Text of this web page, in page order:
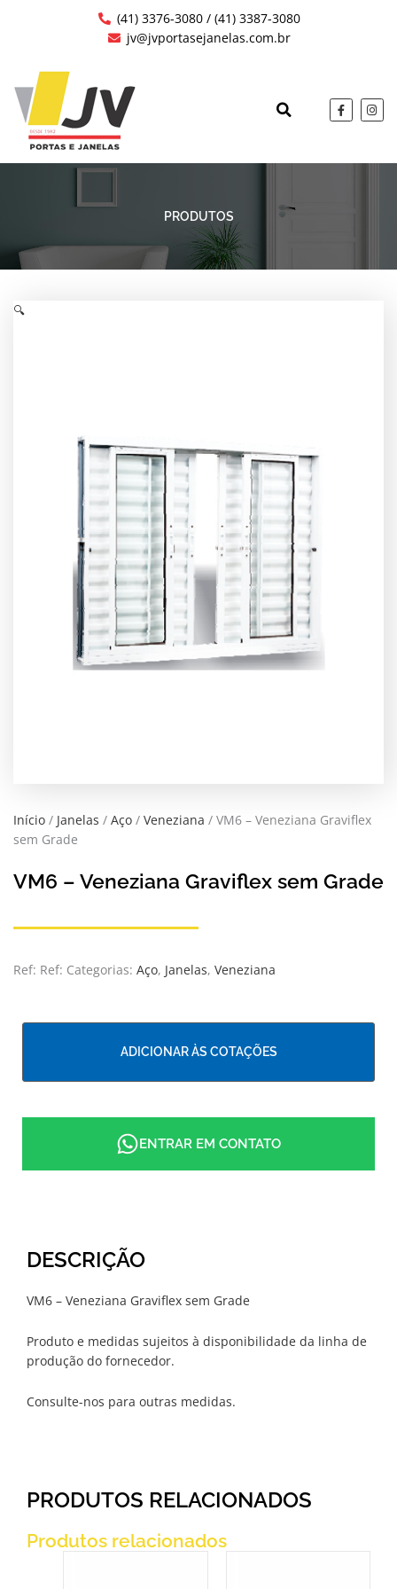
conteúdo
(41) 3376-3080 / (41) 3387-3080
jv@jvportasejanelas.com.br
F
a
c
o
I
n
s
g
PRODUTOS
🔍
Início / Janelas / Aço / Veneziana / VM6 – Veneziana Graviflex
sem Grade
VM6 – Veneziana Graviflex sem Grade
Ref: Ref: Categorias: Aço, Janelas, Veneziana
ADICIONAR ÀS COTAÇÕES
ENTRAR EM CONTATO
DESCRIÇÃO
VM6 – Veneziana Graviflex sem Grade
Produto e medidas sujeitos à disponibilidade da linha de
produção do fornecedor.
Consulte-nos para outras medidas.
PRODUTOS RELACIONADOS
Produtos relacionados